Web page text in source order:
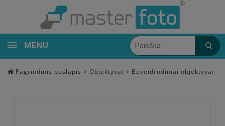
MENU
Pagrindinis puslapis > Objektyvai > Beveidrodiniai objektyvai